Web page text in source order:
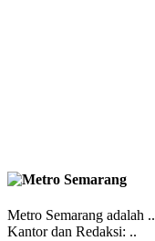
Metro Semarang adalah ..
Kantor dan Redaksi: ..